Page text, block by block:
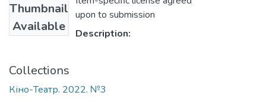
Thumbnail
Available
upon to submission
Description:
Collections
Кіно-Театр. 2022. №3